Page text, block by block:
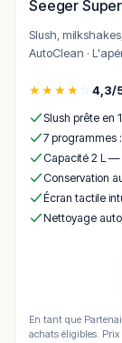
Y a-t-il
La Grande
découvrir
son identité
La maison a
que les
authentique,
l’art de vivre
l’inspiration
saison et
comme
Seeger
Slush, milkshakes, frozen cocktails en 15 min · 7 programmes ·
AutoClean ·
★★★★ 4,3/
Slush prête en
7 programmes
Capacité 2 L —
Conservation
Écran tactile
Nettoyage
En tant que
achats éligibles.